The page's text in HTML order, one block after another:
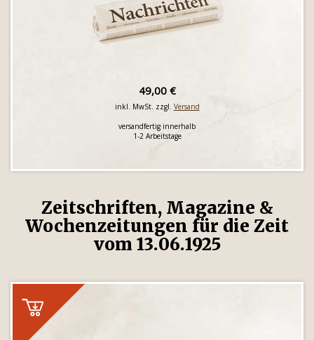
49,00 €
inkl. MwSt. zzgl. Versand
versandfertig innerhalb
1-2 Arbeitstage
Zeitschriften, Magazine &
Wochenzeitungen für die Zeit
vom 13.06.1925